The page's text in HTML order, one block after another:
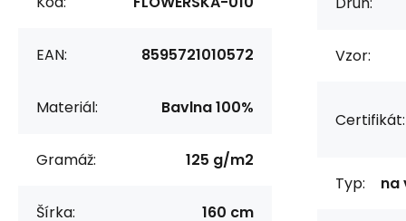
EAN: 8595721010572
Materiál: Bavlna 100%
Gramáž: 125 g/m2
Šírka: 160 cm
Vzor:
Certifikát:
Typ: na